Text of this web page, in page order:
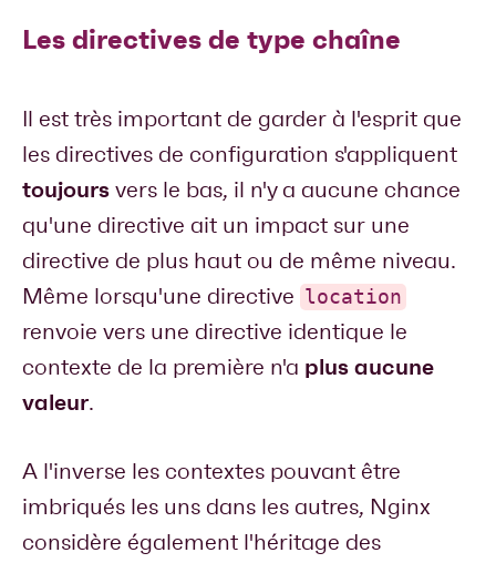
Les directives de type chaîne
Il est très important de garder à l'esprit que
les directives de configuration s'appliquent
toujours vers le bas, il n'y a aucune chance
qu'une directive ait un impact sur une
directive de plus haut ou de même niveau.
Même lorsqu'une directive location
renvoie vers une directive identique le
contexte de la première n'a plus aucune
valeur.
A l'inverse les contextes pouvant être
imbriqués les uns dans les autres, Nginx
considère également l'héritage des